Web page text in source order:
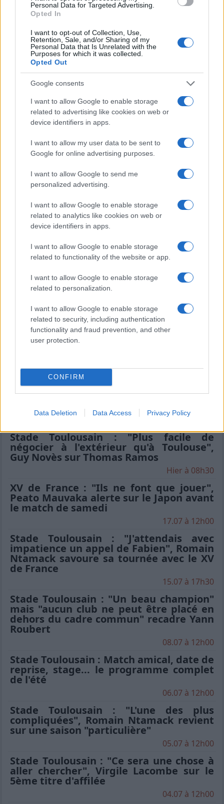
Personal Data for Targeted Advertising.
Opted In
I want to opt-out of Collection, Use,
Retention, Sale, and/or Sharing of my
Personal Data that Is Unrelated with the
Purposes for which it was collected.
Opted Out
Google consents
I want to allow Google to enable storage
related to advertising like cookies on web or
device identifiers in apps.
I want to allow my user data to be sent to
Google for online advertising purposes.
I want to allow Google to send me
personalized advertising.
I want to allow Google to enable storage
related to analytics like cookies on web or
device identifiers in apps.
I want to allow Google to enable storage
related to functionality of the website or app.
I want to allow Google to enable storage
related to personalization.
I want to allow Google to enable storage
related to security, including authentication
functionality and fraud prevention, and other
user protection.
CONFIRM
Data Deletion Data Access Privacy Policy
nécessité de respecter cette équipe italienne
et d'aborder ce troisième match du Tournoi
avec le plus grand sérieux : "On est prêts, il
ne faut pas les prendre de haut. Leurs deux
premiers matches, forcément, ça nous a
donné pas mal de matière. À nous de les
respecter et de jouer à notre niveau.
"
Propos rapportés par
AjouterRugbyToulouse.com
XV de France : Les dernières nouvelles
d'Emmanuel Meafou après son
XV de France : "Il reste trois gros
matchs", Antoine Dupont refuse de
s'enflammer pour le Grand Chelem
François Cros
Dernières actualités
Stade Toulousain : "Plus facile de
négocier à l'extérieur qu'à Toulouse",
Guy Novès sur Thomas Ramos
Hier à 08h30
XV de France : "Ils ne font que jouer",
Peato Mauvaka alerte sur le Japon avant
le match de samedi
17.07 à 12h00
Stade Toulousain : "J'attendais avec
impatience un appel de Fabien", Romain
Ntamack savoure sa tournée avec le XV
de France
15.07 à 17h30
Stade Toulousain : "Un beau champion"
mais "aucun club ne peut être placé en
dehors du cadre commun" recadre Yann
Roubert
08.07 à 12h00
Stade Toulousain : Match amical, date de
reprise, stage... le programme complet
de l'été
06.07 à 12h00
Stade Toulousain : "L'une des plus
compliquées", Romain Ntamack revient
sur une saison "particulière"
05.07 à 12h00
Stade Toulousain : "Ce sera une chose à
aller chercher", Virgile Lacombe sur le
5ème titre d'affilée
04.07 à 12h00